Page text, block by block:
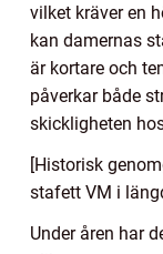
vilket kräver en
kan damernas
är kortare och
påverkar både
skickligheten
[Historisk
stafett VM i
Under åren har